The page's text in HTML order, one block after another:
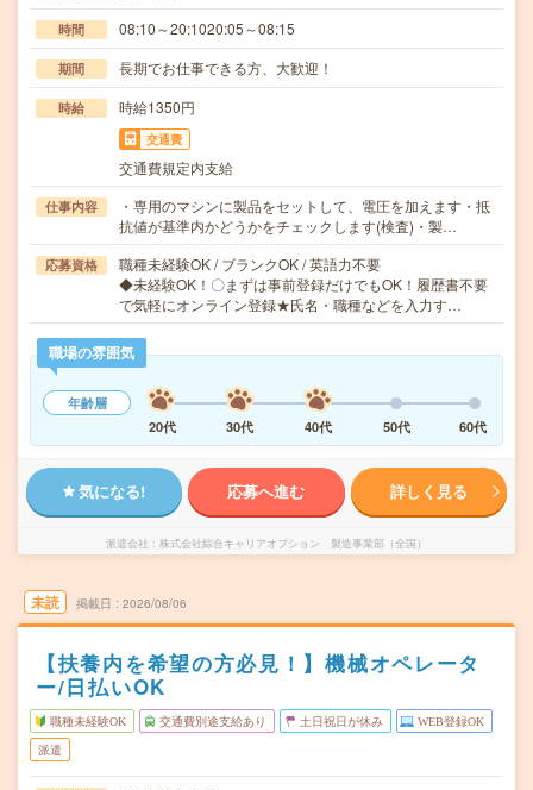
時間 08:10～20:1020:05～08:15
期間 長期でお仕事できる方、大歓迎！
時給 時給1350円
交通費
交通費規定内支給
仕事内容
・専用のマシンに製品をセットして、電圧を加えます・抵
抗値が基準内かどうかをチェックします(検査)・製…
応募資格
職種未経験OK / ブランクOK / 英語力不要
◆未経験OK！〇まずは事前登録だけでもOK！履歴書不要
で気軽にオンライン登録★氏名・職種などを入力す…
職場の雰囲気
年齢層
20代
30代 40代 50代 60代
気になる! 応募へ進む 詳しく見る
派遣会社 株式会社綜合キャリアオプション 製造事業部（全国）
未読 掲載日 2026/08/06
【扶養内を希望の方必見！】機械オペレータ
ー/日払いOK
職種未経験OK 交通費別途支給あり 土日祝日が休み WEB登録OK
派遣